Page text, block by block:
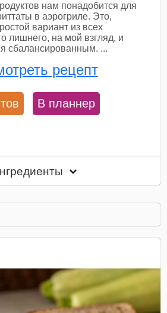
нам понадобится для
в аэрогриле. Это,
вариант из всех
лишнего, на мой взгляд, и
сбалансированным. ...
рецепт
В планнер